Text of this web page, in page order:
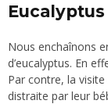
Nous enchaînons
d’eucalyptus. En
Par contre, la visite
distraite par leur